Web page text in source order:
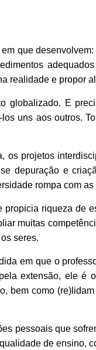
que
realidade e propor
globalizado. E
uns aos outros.
projetos
depuração e
rompa com
riqueza de
muitas
seres.
em que o
extensão, ele é
como
pessoais que
de ensino,